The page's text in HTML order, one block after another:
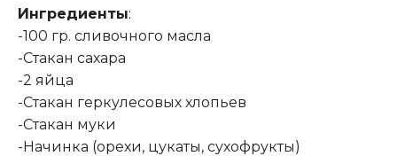
Ингредиенты:
-100 гр. сливочного масла
-Стакан сахара
-2 яйца
-Стакан геркулесовых хлопьев
-Стакан муки
-Начинка (орехи, цукаты, сухофрукты)